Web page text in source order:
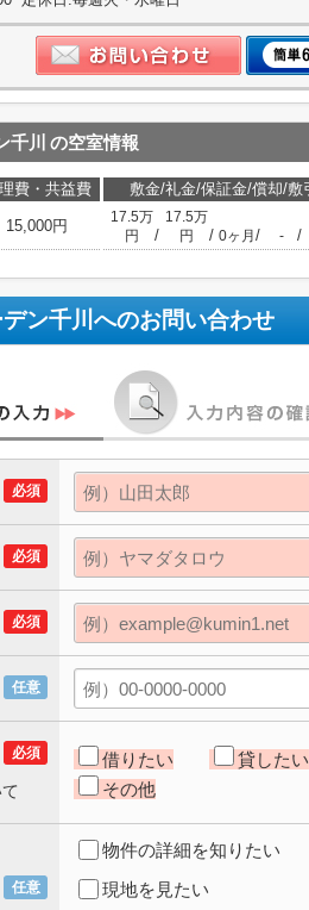
川 の空室情報
費・共益費 敷金/礼金/保証金/償却/敷
15,000円
17.5万
円
/
17.5万
円
/ 0ヶ月 / - /
ン千川 へのお問い合わせ
必須
必須
必須
任意
必須 借りたい 貸したい
その他
任意
物件の詳細を知りたい
現地を見たい